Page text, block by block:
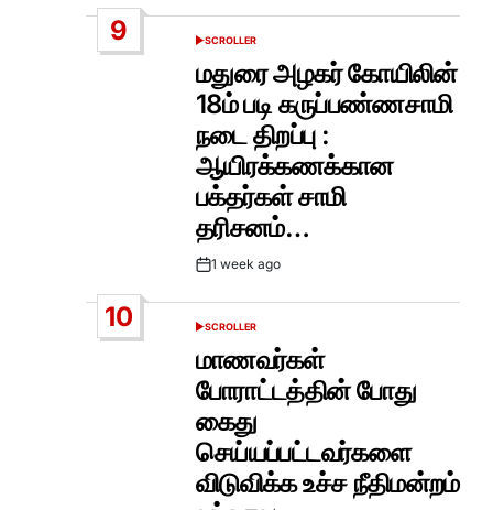
9
POSTED
SCROLLER
மதுரை அழகர் கோயிலின்
18ம் படி கருப்பண்ணசாமி
நடை திறப்பு :
ஆயிரக்கணக்கான
பக்தர்கள் சாமி
தரிசனம்…
Post1 week ago
10
POSTED
SCROLLER
மாணவர்கள்
போராட்டத்தின் போது
கைது
செய்யப்பட்டவர்களை
விடுவிக்க உச்ச நீதிமன்றம்